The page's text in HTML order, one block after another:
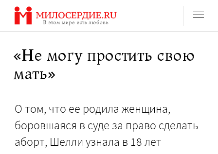
Перейти
содержанию
«Не могу простить свою
мать»
О том, что ее родила женщина,
боровшаяся в суде за право сделать
аборт, Шелли узнала в 18 лет